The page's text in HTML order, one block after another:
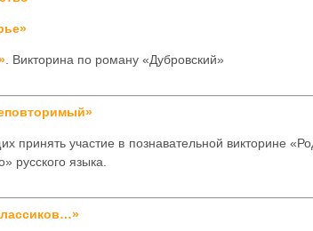
. Викторина по роману «Дубровский»
принять участие в познавательной викторине
русского языка.